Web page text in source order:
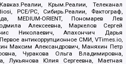
Крым.Реалии, Телеканал
PCE/PC, Сибирь.Реалии, Фактограф,
MEDIUM-ORIENT, Пономарев Лев
Алексеевна, Маркелов Сергей
Николаевич, Апахончич Дарья
антикоррупционное СМИ, VTimes.io,
Максим Александрович, Маняхин Петр
Чуракова Ольга Владимировна,
Лукьянова Юлия Сергеевна, Маетная